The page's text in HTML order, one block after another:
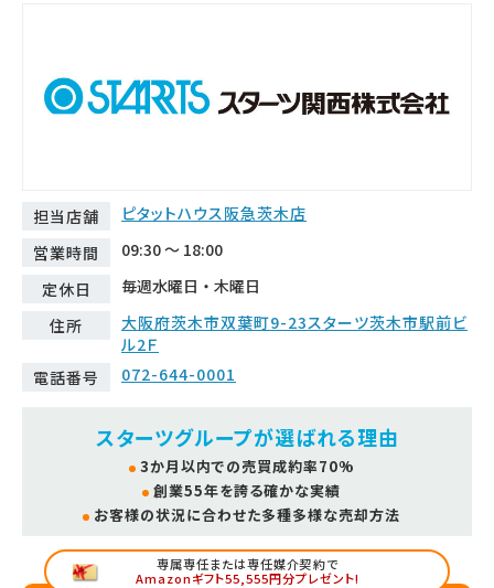
担当店舗
ピタットハウス阪急茨木店
営業時間
09:30 ～ 18:00
定休日
毎週水曜日・木曜日
住所
大阪府茨木市双葉町9-23スターツ茨木市駅前ビ
ル2Ｆ
電話番号
072-644-0001
スターツグループが選ばれる理由
3か月以内での売買成約率70%
創業55年を誇る確かな実績
お客様の状況に合わせた多種多様な売却方法
専属専任または専任媒介契約で
Amazonギフト55,555円分プレゼント!